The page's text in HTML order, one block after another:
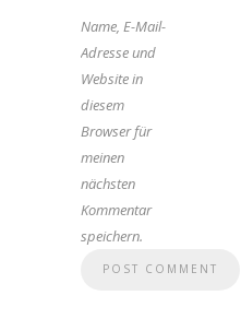
Name, E-Mail-
Adresse und
Website in
diesem
Browser für
meinen
nächsten
Kommentar
speichern.